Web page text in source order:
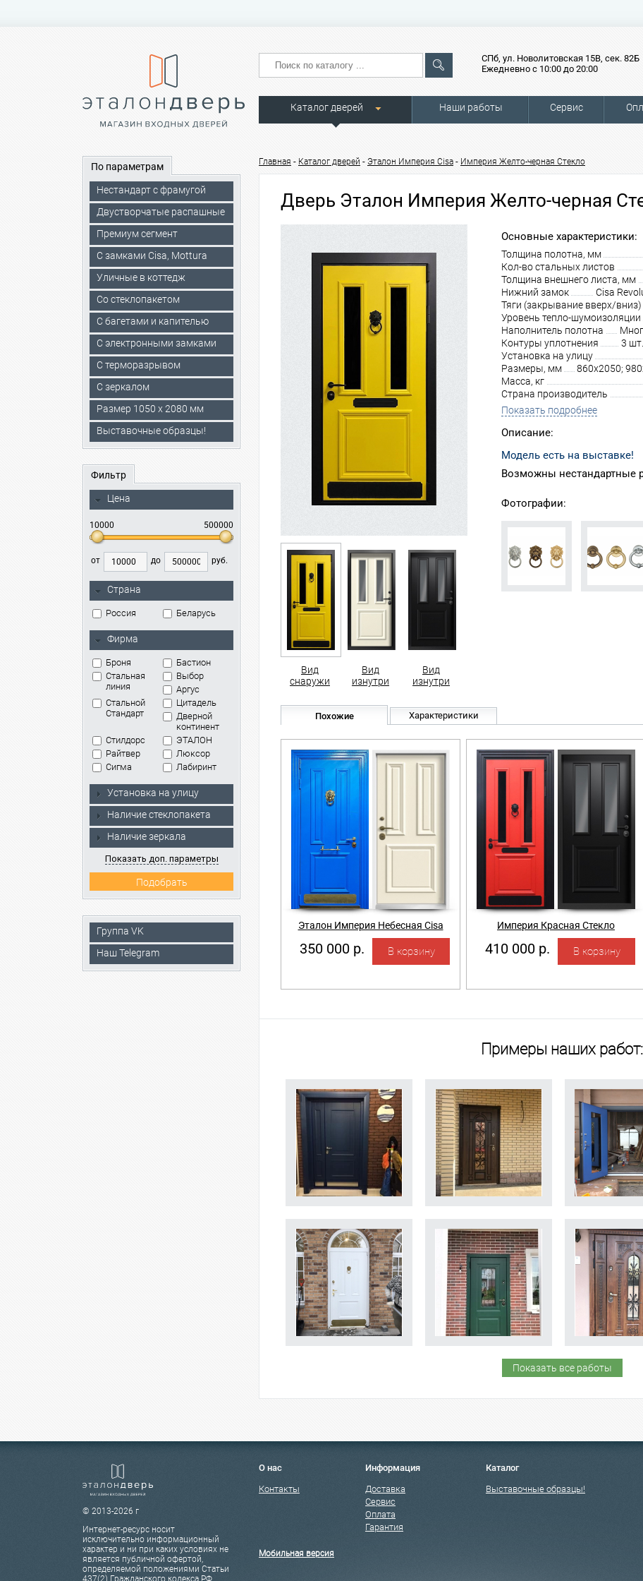
СПб, ул. Новолитовская 15В, сек. 82Б
Ежедневно с 10:00 до 20:00
Каталог дверей Наши работы Сервис
По параметрам
Нестандарт с фрамугой
Двустворчатые распашные
Премиум сегмент
C замками Cisa, Mottura
Уличные в коттедж
Со стеклопакетом
С багетами и капителью
C электронными замками
С терморазрывом
С зеркалом
Размер 1050 х 2080 мм
Выставочные образцы!
Фильтр
Цена
10000 500000
от до руб.
Страна
Россия Беларусь
Фирма
Броня
Бастион
Стальная
линия
Выбор
Аргус
Стальной
Стандарт
Цитадель
Дверной
континент
Стилдорс
ЭТАЛОН
Райтвер
Люксор
Сигма
Лабиринт
Установка на улицу
Наличие стеклопакета
Наличие зеркала
Показать доп. параметры
Группа VK
Наш Telegram
Главная - Каталог дверей - Эталон Империя Cisa - Империя Желто-черная Стекло
Дверь Эталон Империя Желто-черная
Вид
снаружи
Вид
изнутри
Вид
изнутри
Основные характеристики:
Толщина полотна, мм
Кол-во стальных листов
Толщина внешнего листа, мм
Нижний замок
Cisa
Тяги (закрывание вверх/вниз)
Уровень тепло-шумоизоляции
Наполнитель полотна
Контуры уплотнения
3
Установка на улицу
Размеры, мм
860х2050;
Масса, кг
Страна производитель
Показать подробнее
Описание:
Модель есть на выставке!
Возможны нестандартные
Фотографии:
Похожие Характеристики
Эталон Империя Небесная Cisa
350 000 р.
Империя Красная Стекло
410 000 р.
Примеры наших работ:
Показать все работы
© 2013-2026 г
Интернет-ресурс носит
исключительно информационный
характер и ни при каких условиях не
является публичной офертой,
определяемой положениями Статьи
437(2) Гражданского кодекса РФ.
О нас
Контакты
Информация
Доставка
Сервис
Оплата
Гарантия
Каталог
Выставочные образцы!
Мобильная версия